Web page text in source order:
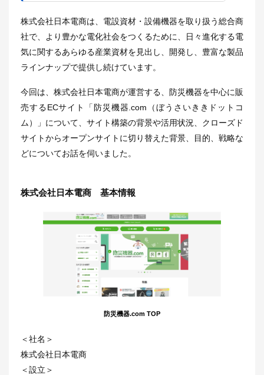
株式会社日本電商は、電設資材・設備機器を取り扱う総合商
社で、より豊かな電化社会をつくるために、日々進化する電
気に関するあらゆる産業資材を見出し、開発し、豊富な製品
ラインナップで提供し続けています。
今回は、株式会社日本電商が運営する、防災機器を中心に販
売するECサイト「防災機器.com（ぼうさいききドットコ
ム）」について、サイト構築の背景や活用状況、クローズド
サイトからオープンサイトに切り替えた背景、目的、戦略な
どについてお話を伺いました。
株式会社日本電商 基本情報
防災機器.com TOP
＜社名＞
株式会社日本電商
＜設立＞